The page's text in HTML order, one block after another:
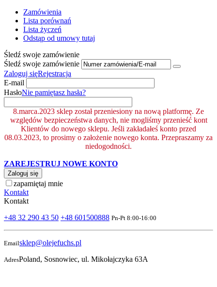
Zamówienia
Lista porównań
Lista życzeń
Odstąp od umowy tutaj
Śledź swoje zamówienie
Śledź swoje zamówienie
Zaloguj sięRejestracja
E-mail
HasłoNie pamiętasz hasła?
8.marca.2023 sklep został przeniesiony na nową platformę. Ze
względów bezpieczeństwa danych, nie mogliśmy przenieść kont
Klientów do nowego sklepu. Jeśli zakładałeś konto przed
08.03.2023, to prosimy o założenie nowego konta. Przepraszamy za
niedogodności.
ZAREJESTRUJ NOWE KONTO
Zaloguj się
zapamiętaj mnie
Kontakt
Kontakt
+48 32 290 43 50 +48 601500888 Pn-Pt 8:00-16:00
Emailsklep@olejefuchs.pl
AdresPoland, Sosnowiec, ul. Mikołajczyka 63A